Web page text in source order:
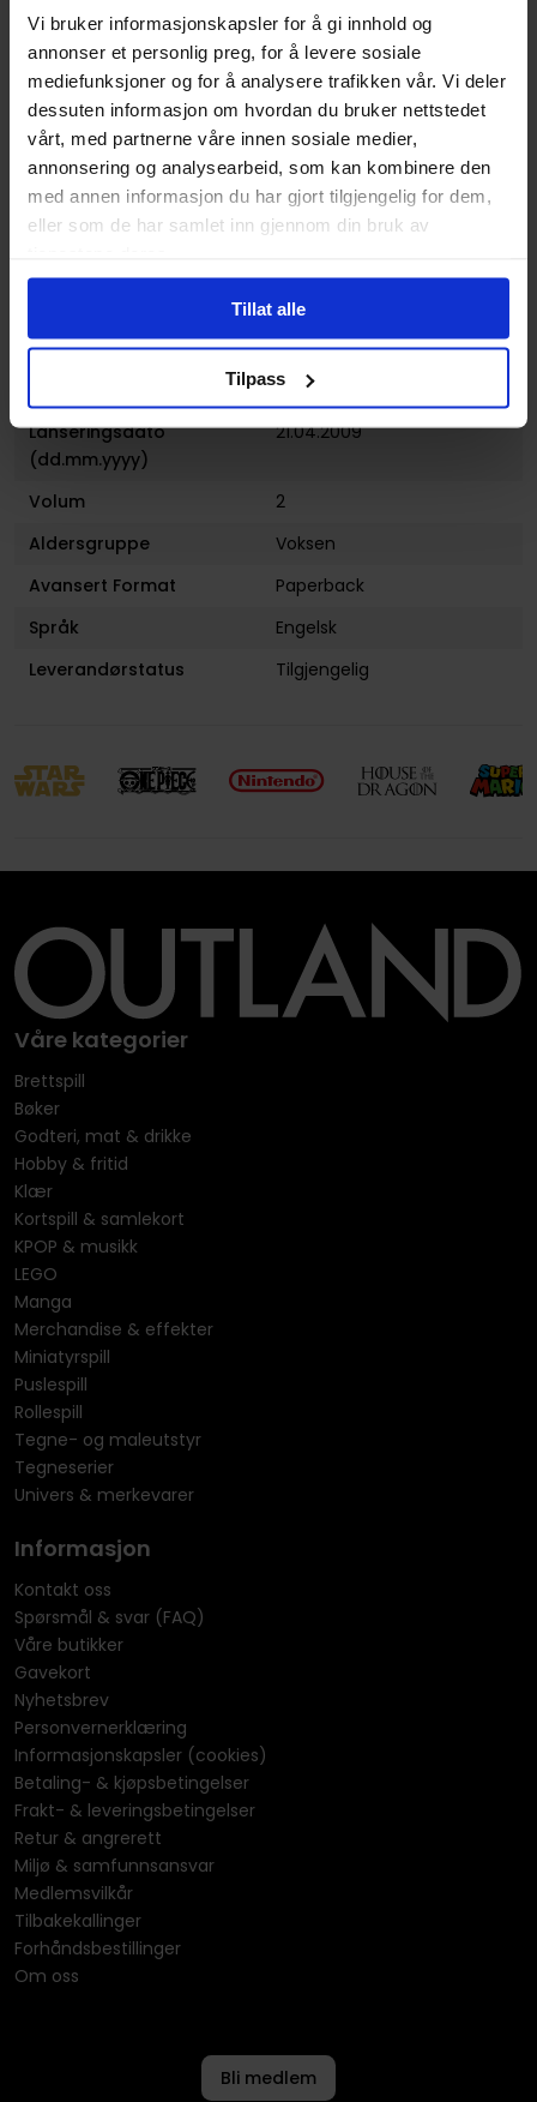
Vi bruker informasjonskapsler for å gi innhold og
annonser et personlig preg, for å levere sosiale
mediefunksjoner og for å analysere trafikken vår. Vi deler
dessuten informasjon om hvordan du bruker nettstedet
vårt, med partnerne våre innen sosiale medier,
annonsering og analysearbeid, som kan kombinere den
med annen informasjon du har gjort tilgjengelig for dem,
eller som de har samlet inn gjennom din bruk av
Tillat alle
Tilpass
Country of Manufacture
USA
Format
Paperback
Serie
The Walking Dead
Forfattere
Charlie AdlardogRobert
Kirkman
Genre
Horror og Grøss og
Charlie Adlard
Antall Sider
136
Image Comics
Lanseringsdato
(dd.mm.yyyy)
21.04.2009
Volum
2
Aldersgruppe
Voksen
Avansert Format
Paperback
Språk
Engelsk
Leverandørstatus
Tilgjengelig
Våre kategorier
Brettspill
Bøker
Godteri, mat & drikke
Hobby & fritid
Klær
Kortspill & samlekort
KPOP & musikk
LEGO
Manga
Merchandise & effekter
Miniatyrspill
Puslespill
Rollespill
Tegne- og maleutstyr
Tegneserier
Univers & merkevarer
Informasjon
Kontakt oss
Spørsmål & svar (FAQ)
Våre butikker
Gavekort
Nyhetsbrev
Personvernerklæring
Informasjonskapsler (cookies)
Betaling- & kjøpsbetingelser
Frakt- & leveringsbetingelser
Retur & angrerett
Miljø & samfunnsansvar
Medlemsvilkår
Tilbakekallinger
Forhåndsbestillinger
Om oss
Bli medlem